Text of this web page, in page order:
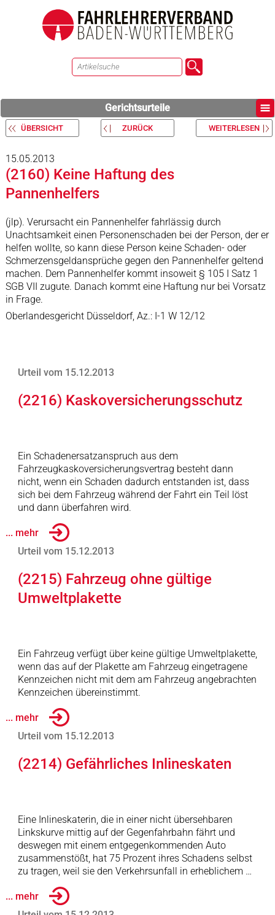
Gerichtsurteile
ÜBERSICHT ZURÜCK WEITERLESEN
15.05.2013
(2160) Keine Haftung des
Pannenhelfers
(jlp). Verursacht ein Pannenhelfer fahrlässig durch
Unachtsamkeit einen Personenschaden bei der Person, der er
helfen wollte, so kann diese Person keine Schaden- oder
Schmerzensgeldansprüche gegen den Pannenhelfer geltend
machen. Dem Pannenhelfer kommt insoweit § 105 I Satz 1
SGB VII zugute. Danach kommt eine Haftung nur bei Vorsatz
in Frage.
Oberlandesgericht Düsseldorf, Az.: I-1 W 12/12
Urteil vom 15.12.2013
(2216) Kaskoversicherungsschutz
Ein Schadenersatzanspruch aus dem
Fahrzeugkaskoversicherungsvertrag besteht dann
nicht, wenn ein Schaden dadurch entstanden ist, dass
sich bei dem Fahrzeug während der Fahrt ein Teil löst
und dann überfahren wird.
... mehr
Urteil vom 15.12.2013
(2215) Fahrzeug ohne gültige
Umweltplakette
Ein Fahrzeug verfügt über keine gültige Umweltplakette,
wenn das auf der Plakette am Fahrzeug eingetragene
Kennzeichen nicht mit dem am Fahrzeug angebrachten
Kennzeichen übereinstimmt.
... mehr
Urteil vom 15.12.2013
(2214) Gefährliches Inlineskaten
Eine Inlineskaterin, die in einer nicht übersehbaren
Linkskurve mittig auf der Gegenfahrbahn fährt und
deswegen mit einem entgegenkommenden Auto
zusammenstößt, hat 75 Prozent ihres Schadens selbst
zu tragen, weil sie den Verkehrsunfall in erheblichem …
... mehr